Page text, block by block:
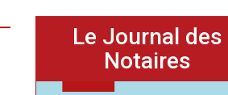
Le Journal des
Notaires